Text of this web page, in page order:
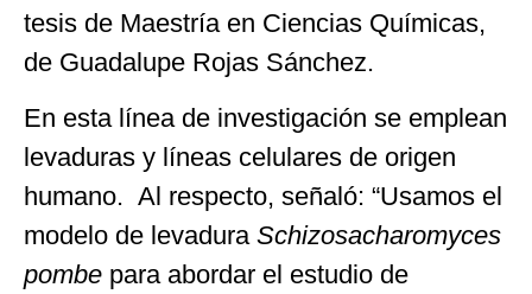
tesis de Maestría en Ciencias Químicas,
de Guadalupe Rojas Sánchez.
En esta línea de investigación se emplean
levaduras y líneas celulares de origen
humano. Al respecto, señaló: “Usamos el
modelo de levadura Schizosacharomyces
pombe para abordar el estudio de